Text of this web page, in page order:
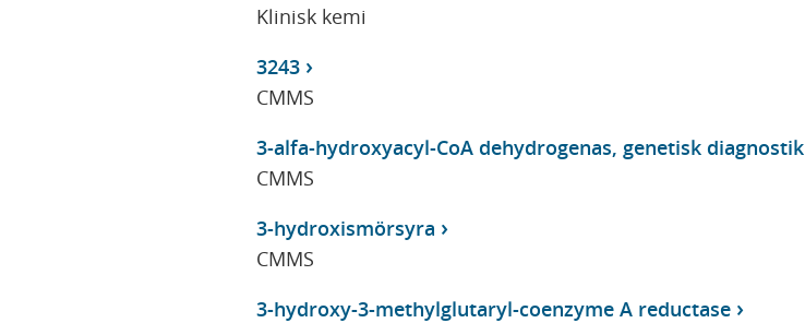
Klinisk kemi
3243
CMMS
3-alfa-hydroxyacyl-CoA dehydrogenas, genetisk diagnostik
CMMS
3-hydroxismörsyra
CMMS
3-hydroxy-3-methylglutaryl-coenzyme A reductase